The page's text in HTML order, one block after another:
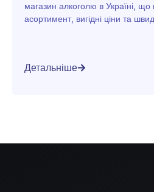
магазин алкоголю в Україні,
асортимент, вигідні ціни та
Детальніше